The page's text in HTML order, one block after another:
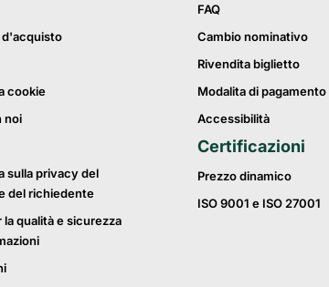
d'acquisto
cookie
noi
sulla privacy del
del richiedente
la qualità e sicurezza
FAQ
Cambio nominativo
Rivendita biglietto
Modalita di pagamento
Accessibilità
Certificazioni
Prezzo dinamico
ISO 9001 e ISO 27001